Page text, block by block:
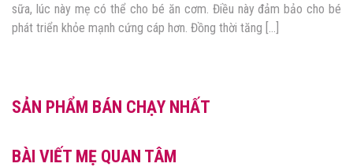
năng ăn uống sau này mà còn là thời điểm vàng bổ sung dưỡng
chất cho sự phát triển toàn diện của trẻ. Tuy nhiên, nhiều mẹ […]
SẢN PHẨM BÁN CHẠY NHẤT
BÀI VIẾT MẸ QUAN TÂM